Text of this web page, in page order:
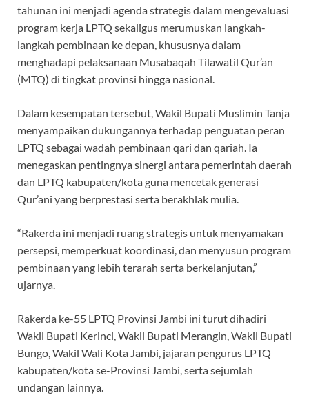
tahunan ini menjadi agenda strategis dalam mengevaluasi
program kerja LPTQ sekaligus merumuskan langkah-
langkah pembinaan ke depan, khususnya dalam
menghadapi pelaksanaan Musabaqah Tilawatil Qur’an
(MTQ) di tingkat provinsi hingga nasional.
Dalam kesempatan tersebut, Wakil Bupati Muslimin Tanja
menyampaikan dukungannya terhadap penguatan peran
LPTQ sebagai wadah pembinaan qari dan qariah. Ia
menegaskan pentingnya sinergi antara pemerintah daerah
dan LPTQ kabupaten/kota guna mencetak generasi
Qur’ani yang berprestasi serta berakhlak mulia.
“Rakerda ini menjadi ruang strategis untuk menyamakan
persepsi, memperkuat koordinasi, dan menyusun program
pembinaan yang lebih terarah serta berkelanjutan,”
ujarnya.
Rakerda ke-55 LPTQ Provinsi Jambi ini turut dihadiri
Wakil Bupati Kerinci, Wakil Bupati Merangin, Wakil Bupati
Bungo, Wakil Wali Kota Jambi, jajaran pengurus LPTQ
kabupaten/kota se-Provinsi Jambi, serta sejumlah
undangan lainnya.